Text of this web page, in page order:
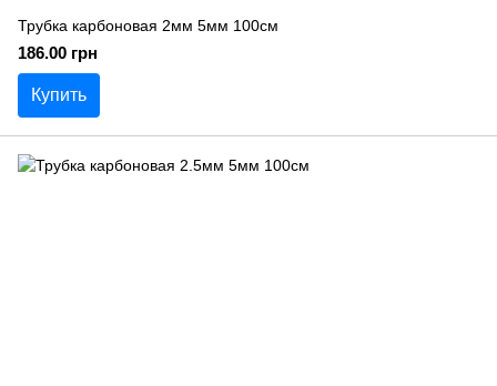
Трубка карбоновая 2мм 5мм 100см
186.00 грн
Купить